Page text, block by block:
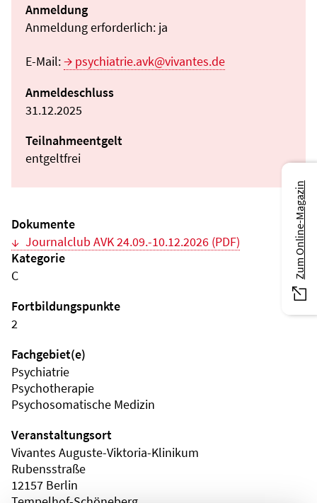
Anmeldung
Anmeldung erforderlich: ja
E-Mail:
psychiatrie.avk@vivantes.de
Anmeldeschluss
31.12.2025
Teilnahmeentgelt
entgeltfrei
Dokumente
Journalclub AVK 24.09.-10.12.2026 (PDF)
Kategorie
C
Fortbildungspunkte
2
Fachgebiet(e)
Psychiatrie
Psychotherapie
Psychosomatische Medizin
Veranstaltungsort
Vivantes Auguste-Viktoria-Klinikum
Rubensstraße
12157 Berlin
Zum Online-Magazin